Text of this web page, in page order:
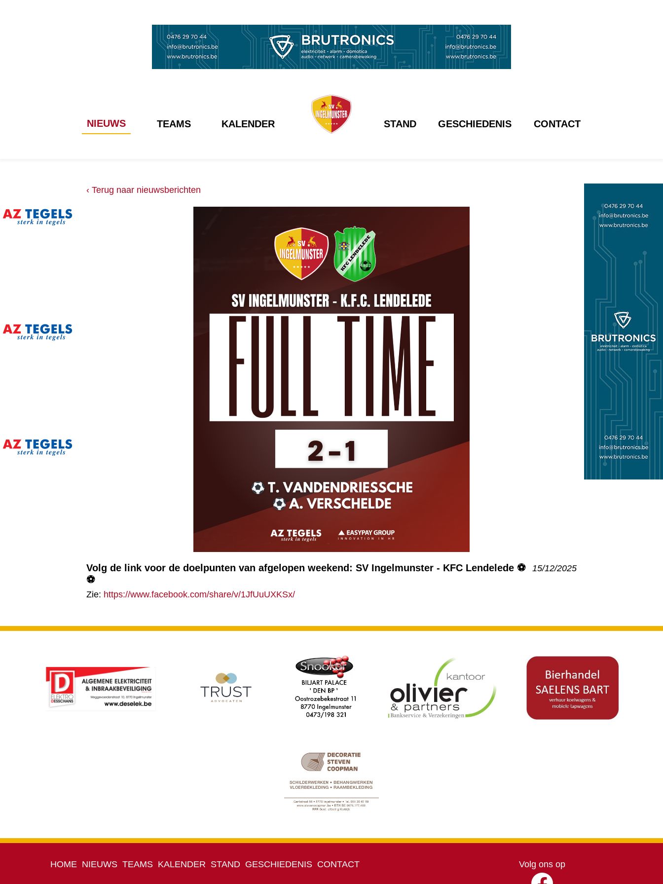
NIEUWS TEAMS KALENDER STAND GESCHIEDENIS CONTACT
‹ Terug naar nieuwsberichten
Volg de link voor de doelpunten van afgelopen weekend: SV Ingelmunster - KFC Lendelede ⚽️
⚽️
15/12/2025
Zie: https://www.facebook.com/share/v/1JfUuUXKSx/
HOME NIEUWS TEAMS KALENDER STAND GESCHIEDENIS CONTACT Volg ons op